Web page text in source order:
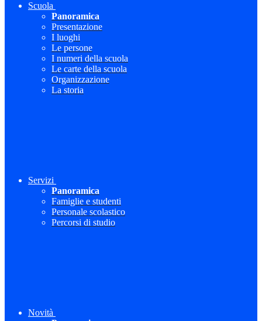
Scuola
Panoramica
Presentazione
I luoghi
Le persone
I numeri della scuola
Le carte della scuola
Organizzazione
La storia
Servizi
Panoramica
Famiglie e studenti
Personale scolastico
Percorsi di studio
Novità